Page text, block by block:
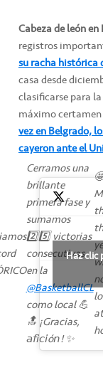
Cabeza de león
registros
su racha
casa desde
clasificarse para
máximo
vez en Belgrado,
cayeron ante el
Cerramos una
brillante
primera fase y
sumamos
2️⃣5️⃣ victorias
consecutivas
en la
@BasketballCL
como local 💪
🔝 ¡Gracias,
𝘢𝘧𝘪𝘤𝘪ó𝘯! ✨
at
Haz clic